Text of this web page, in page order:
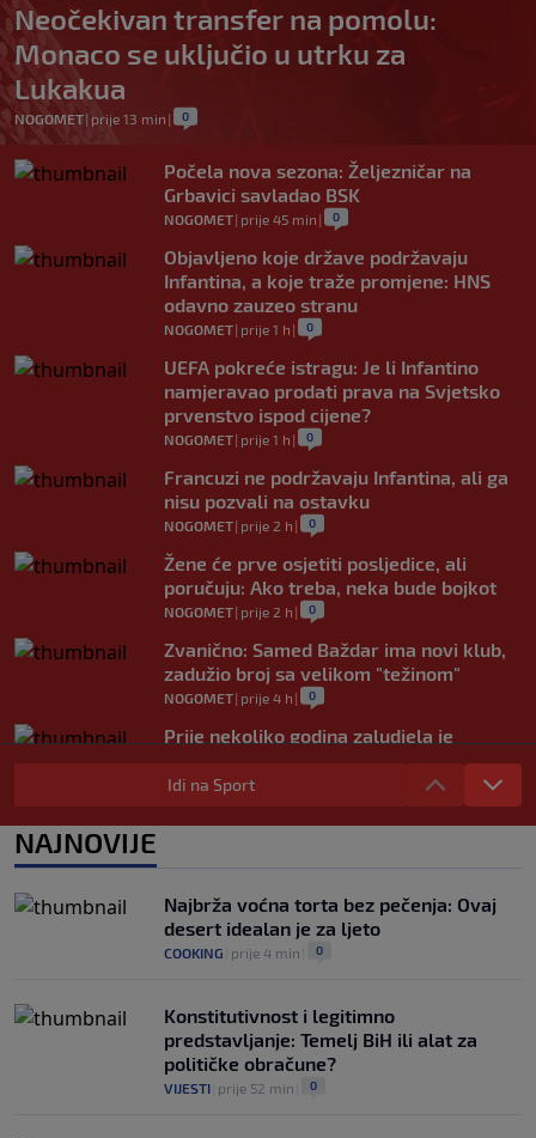
Neočekivan transfer na pomolu:
Monaco se uključio u utrku za
Lukakua
NOGOMET| prije 13 min | 0
Počela nova sezona: Željezničar na
Grbavici savladao BSK
NOGOMET| prije 45 min | 0
Objavljeno koje države podržavaju
Infantina, a koje traže promjene: HNS
odavno zauzeo stranu
NOGOMET| prije 1 h | 0
UEFA pokreće istragu: Je li Infantino
namjeravao prodati prava na Svjetsko
prvenstvo ispod cijene?
NOGOMET| prije 1 h | 0
Francuzi ne podržavaju Infantina, ali ga
nisu pozvali na ostavku
NOGOMET| prije 2 h | 0
Žene će prve osjetiti posljedice, ali
poručuju: Ako treba, neka bude bojkot
NOGOMET| prije 2 h | 0
Zvanično: Samed Baždar ima novi klub,
zadužio broj sa velikom "težinom"
NOGOMET| prije 4 h | 0
Prije nekoliko godina zaludjela je
internet, a onda nestala iz javnosti: Svi
se pitaju gdje je i šta radi (VIDEO)
predrasudama koje su je pratile tokom
karijere
0
Idi na Sport
NAJNOVIJE
Najbrža voćna torta bez pečenja: Ovaj
desert idealan je za ljeto
COOKING prije 4 min 0
Konstitutivnost i legitimno
predstavljanje: Temelj BiH ili alat za
političke obračune?
VIJESTI prije 52 min 0